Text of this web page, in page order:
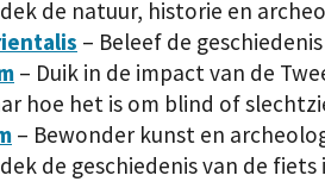
de natuur, historie en
– Beleef de
– Duik in de impact van de
hoe het is om blind of
– Bewonder kunst en
de geschiedenis van de